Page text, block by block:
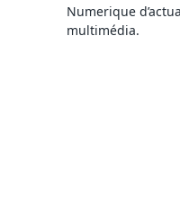
Numerique
multimédia.